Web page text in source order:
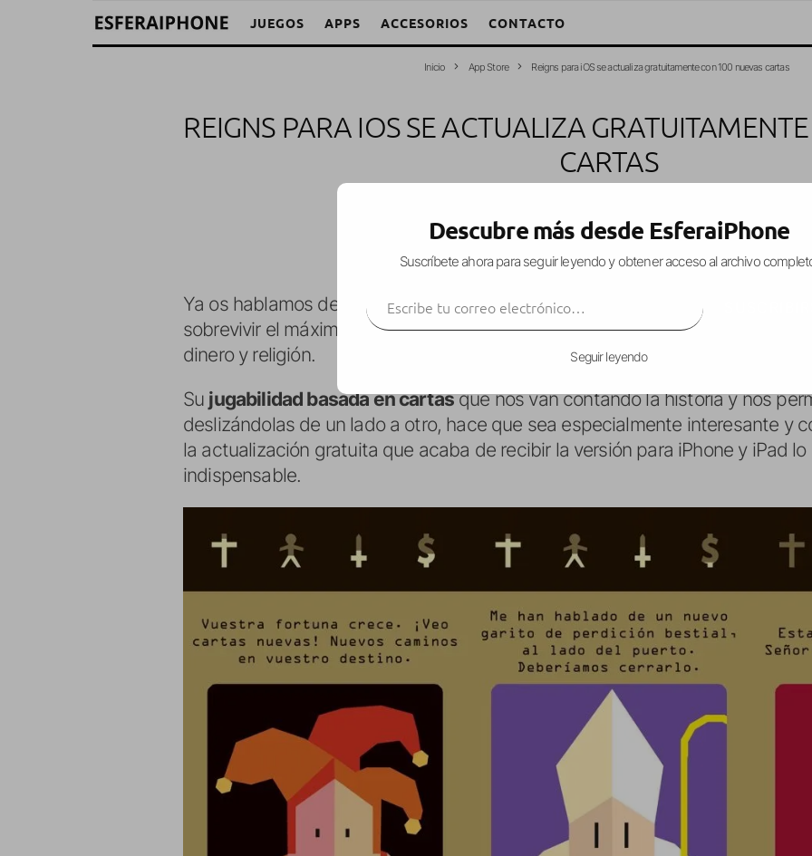
JUEGOS APPS ACCESORIOS CONTACTO
Inicio App Store Reigns para iOS se actualiza gratuitamente con 100 nuevas cartas
REIGNS PARA IOS SE ACTUALIZA
CARTAS
Ya os hablamos de Reigns, un juego que nos permite ponernos en la piel de
sobrevivir el máximo tiempo posible intentando gestionar el poder que le
dinero y religión.
Su jugabilidad basada en cartasque nos van contando la historia y nos
deslizándolas de un lado a otro, hace que sea especialmente interesante y
la actualización gratuita que acaba de recibir la versión para iPhone y iPad
indispensable.
Descubre más desde EsferaiPhone
Suscríbete ahora para seguir leyendo y obtener acceso al archivo
Seguir leyendo